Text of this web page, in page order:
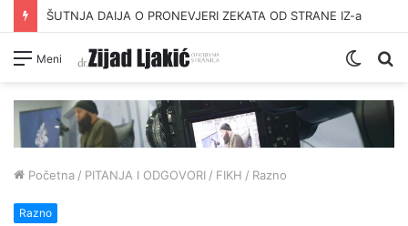
ŠUTNJA DAIJA O PRONEVJERI ZEKATA OD STRANE IZ-a
Meni
Switch
Početna / PITANJA I ODGOVORI / FIKH / Razno
Razno